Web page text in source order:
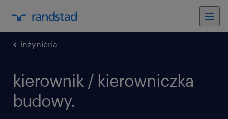
inżynieria
kierownik / kierowniczka
budowy.